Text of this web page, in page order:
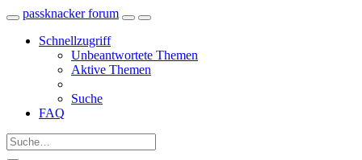
passknacker forum
Schnellzugriff
Unbeantwortete Themen
Aktive Themen
Suche
FAQ